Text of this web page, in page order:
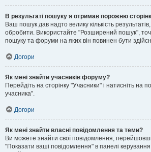
В результаті пошуку я отримав порожню
Ваш пошук дав надто велику кількість
обробити. Використайте "Розширений пошук",
пошуку та форуми на яких він повинен бути
Догори
Як мені знайти учасників форуму?
Перейдіть на сторінку "Учасники" і натисніть на
учасника".
Догори
Як мені знайти власні повідомлення та теми?
Ви можете знайти свої повідомлення,
"Показати ваші повідомлення" в панелі керування